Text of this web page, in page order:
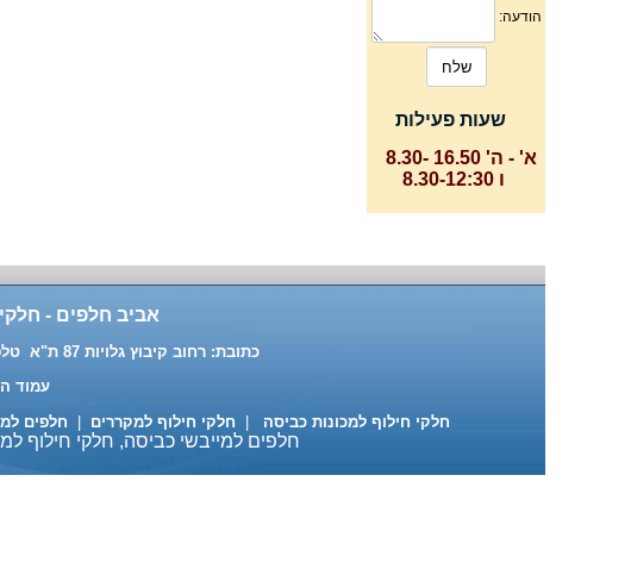
שעות פעילות
א' - ה' 16.50 -8.30
ו 8.30-12:30
אביב חלפים -
כתובת: רחוב קיבוץ גלויות 87 ת"א טלפון: 03-6391916 , 03-6883137 נייד: 0522-684890 דוא"ל:
עמוד
חלקי חילוף למכונות כביסה
חלקי חילוף למקררים חלפים
חלפים למייבשי כביסה, חלקי חילוף